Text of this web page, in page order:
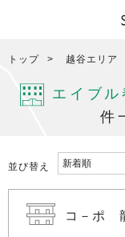
トップ 越谷エリア
エイブ
件
並び替え
コ－ポ